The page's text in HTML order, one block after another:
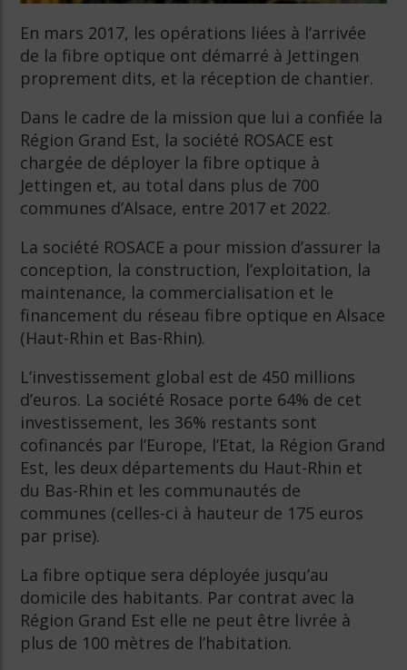
En mars 2017, les opérations liées à l’arrivée
de la fibre optique ont démarré à Jettingen
proprement dits, et la réception de chantier.
Dans le cadre de la mission que lui a confiée la
Région Grand Est, la société ROSACE est
chargée de déployer la fibre optique à
Jettingen et, au total dans plus de 700
communes d’Alsace, entre 2017 et 2022.
La société ROSACE a pour mission d’assurer la
conception, la construction, l’exploitation, la
maintenance, la commercialisation et le
financement du réseau fibre optique en Alsace
(Haut-Rhin et Bas-Rhin).
L’investissement global est de 450 millions
d’euros. La société Rosace porte 64% de cet
investissement, les 36% restants sont
cofinancés par l’Europe, l’Etat, la Région Grand
Est, les deux départements du Haut-Rhin et
du Bas-Rhin et les communautés de
communes (celles-ci à hauteur de 175 euros
par prise).
La fibre optique sera déployée jusqu’au
domicile des habitants. Par contrat avec la
Région Grand Est elle ne peut être livrée à
plus de 100 mètres de l’habitation.